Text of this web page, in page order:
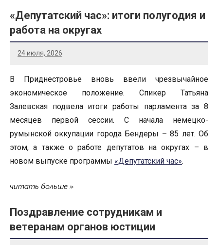
«Депутатский час»: итоги полугодия и
работа на округах
24 июля, 2026
В Приднестровье вновь ввели чрезвычайное
экономическое положение. Спикер Татьяна
Залевская подвела итоги работы парламента за 8
месяцев первой сессии. С начала немецко-
румынской оккупации города Бендеры – 85 лет. Об
этом, а также о работе депутатов на округах – в
новом выпуске программы «Депутатский час».
читать больше
Поздравление сотрудникам и
ветеранам органов юстиции